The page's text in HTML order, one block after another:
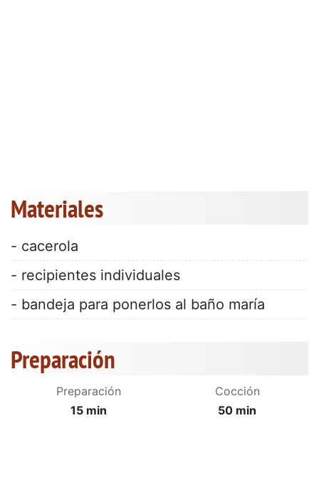
Materiales
- cacerola
- recipientes individuales
- bandeja para ponerlos al baño maría
Preparación
Preparación
15 min
Cocción
50 min